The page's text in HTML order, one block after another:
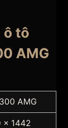
ô tô
AMG
AMG
x 1442